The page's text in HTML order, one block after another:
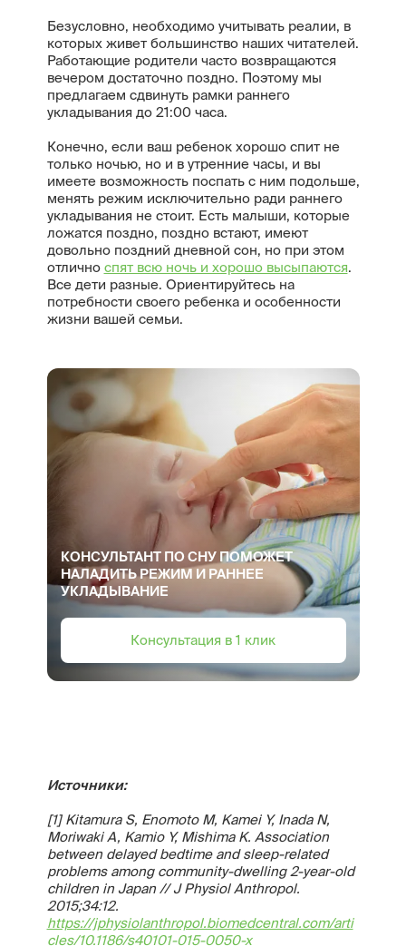
Безусловно, необходимо учитывать реалии, в
которых живет большинство наших читателей.
Работающие родители часто возвращаются
вечером достаточно поздно. Поэтому мы
предлагаем сдвинуть рамки раннего
укладывания до 21:00 часа.
Конечно, если ваш ребенок хорошо спит не
только ночью, но и в утренние часы, и вы
имеете возможность поспать с ним подольше,
менять режим исключительно ради раннего
укладывания не стоит. Есть малыши, которые
ложатся поздно, поздно встают, имеют
довольно поздний дневной сон, но при этом
отлично спят всю ночь и хорошо высыпаются.
Все дети разные. Ориентируйтесь на
потребности своего ребенка и особенности
жизни вашей семьи.
КОНСУЛЬТАНТ ПО СНУ ПОМОЖЕТ
НАЛАДИТЬ РЕЖИМ И РАННЕЕ
УКЛАДЫВАНИЕ
Консультация в 1 клик
Источники:
[1] Kitamura S, Enomoto M, Kamei Y, Inada N,
Moriwaki A, Kamio Y, Mishima K. Association
between delayed bedtime and sleep-related
problems among community-dwelling 2-year-old
children in Japan // J Physiol Anthropol.
2015;34:12.
https://jphysiolanthropol.biomedcentral.com/arti
cles/10.1186/s40101-015-0050-x